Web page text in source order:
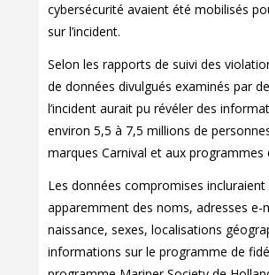
cybersécurité avaient été mobilisés
sur l’incident.
Selon les rapports de suivi des
de données divulgués examinés par
l’incident aurait pu révéler des
environ 5,5 à 7,5 millions de
marques Carnival et aux programmes
Les données compromises incluraient
apparemment des noms, adresses e-
naissance, sexes, localisations
informations sur le programme de